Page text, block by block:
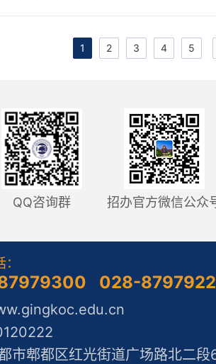
1 2 3 4 5
QQ咨询群 招办官方微信公众
028-
市郫都区红光街道广场路北二